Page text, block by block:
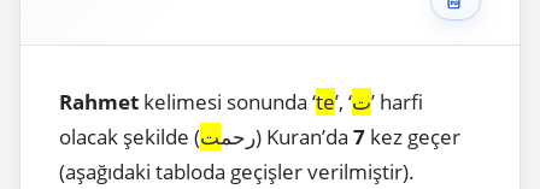
Rahmet kelimesi sonunda ‘te’, ‘ت’ harfi
olacak şekilde (رحمت ) Kuran’da 7 kez geçer
(aşağıdaki tabloda geçişler verilmiştir).